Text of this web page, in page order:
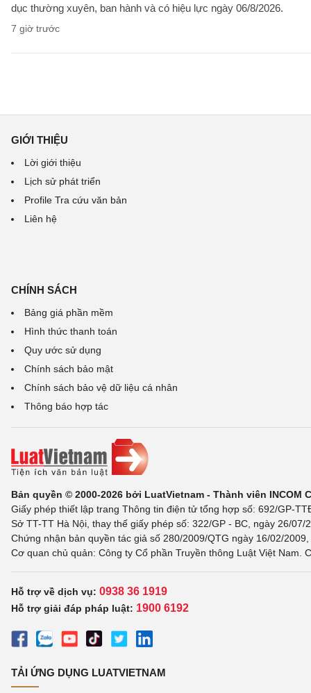
dục thường xuyên, ban hành và có hiệu lực ngày 06/8/2026.
7 giờ trước
GIỚI THIỆU
Lời giới thiệu
Lịch sử phát triển
Profile Tra cứu văn bản
Liên hệ
CHÍNH SÁCH
Bảng giá phần mềm
Hình thức thanh toán
Quy ước sử dụng
Chính sách bảo mật
Chính sách bảo vệ dữ liệu cá nhân
Thông báo hợp tác
Bản quyền © 2000-2026 bởi LuatVietnam - Thành viên INCOM
Giấy phép thiết lập trang Thông tin điện tử tổng hợp số: 692/GP-
Sở TT-TT Hà Nội, thay thế giấy phép số: 322/GP - BC, ngày 26/
Chứng nhận bản quyền tác giả số 280/2009/QTG ngày 16/02/
Cơ quan chủ quản: Công ty Cổ phần Truyền thông Luật Việt Nam.
Hỗ trợ về dịch vụ: 0938 36 1919
Hỗ trợ giải đáp pháp luật: 1900 6192
TẢI ỨNG DỤNG LUATVIETNAM